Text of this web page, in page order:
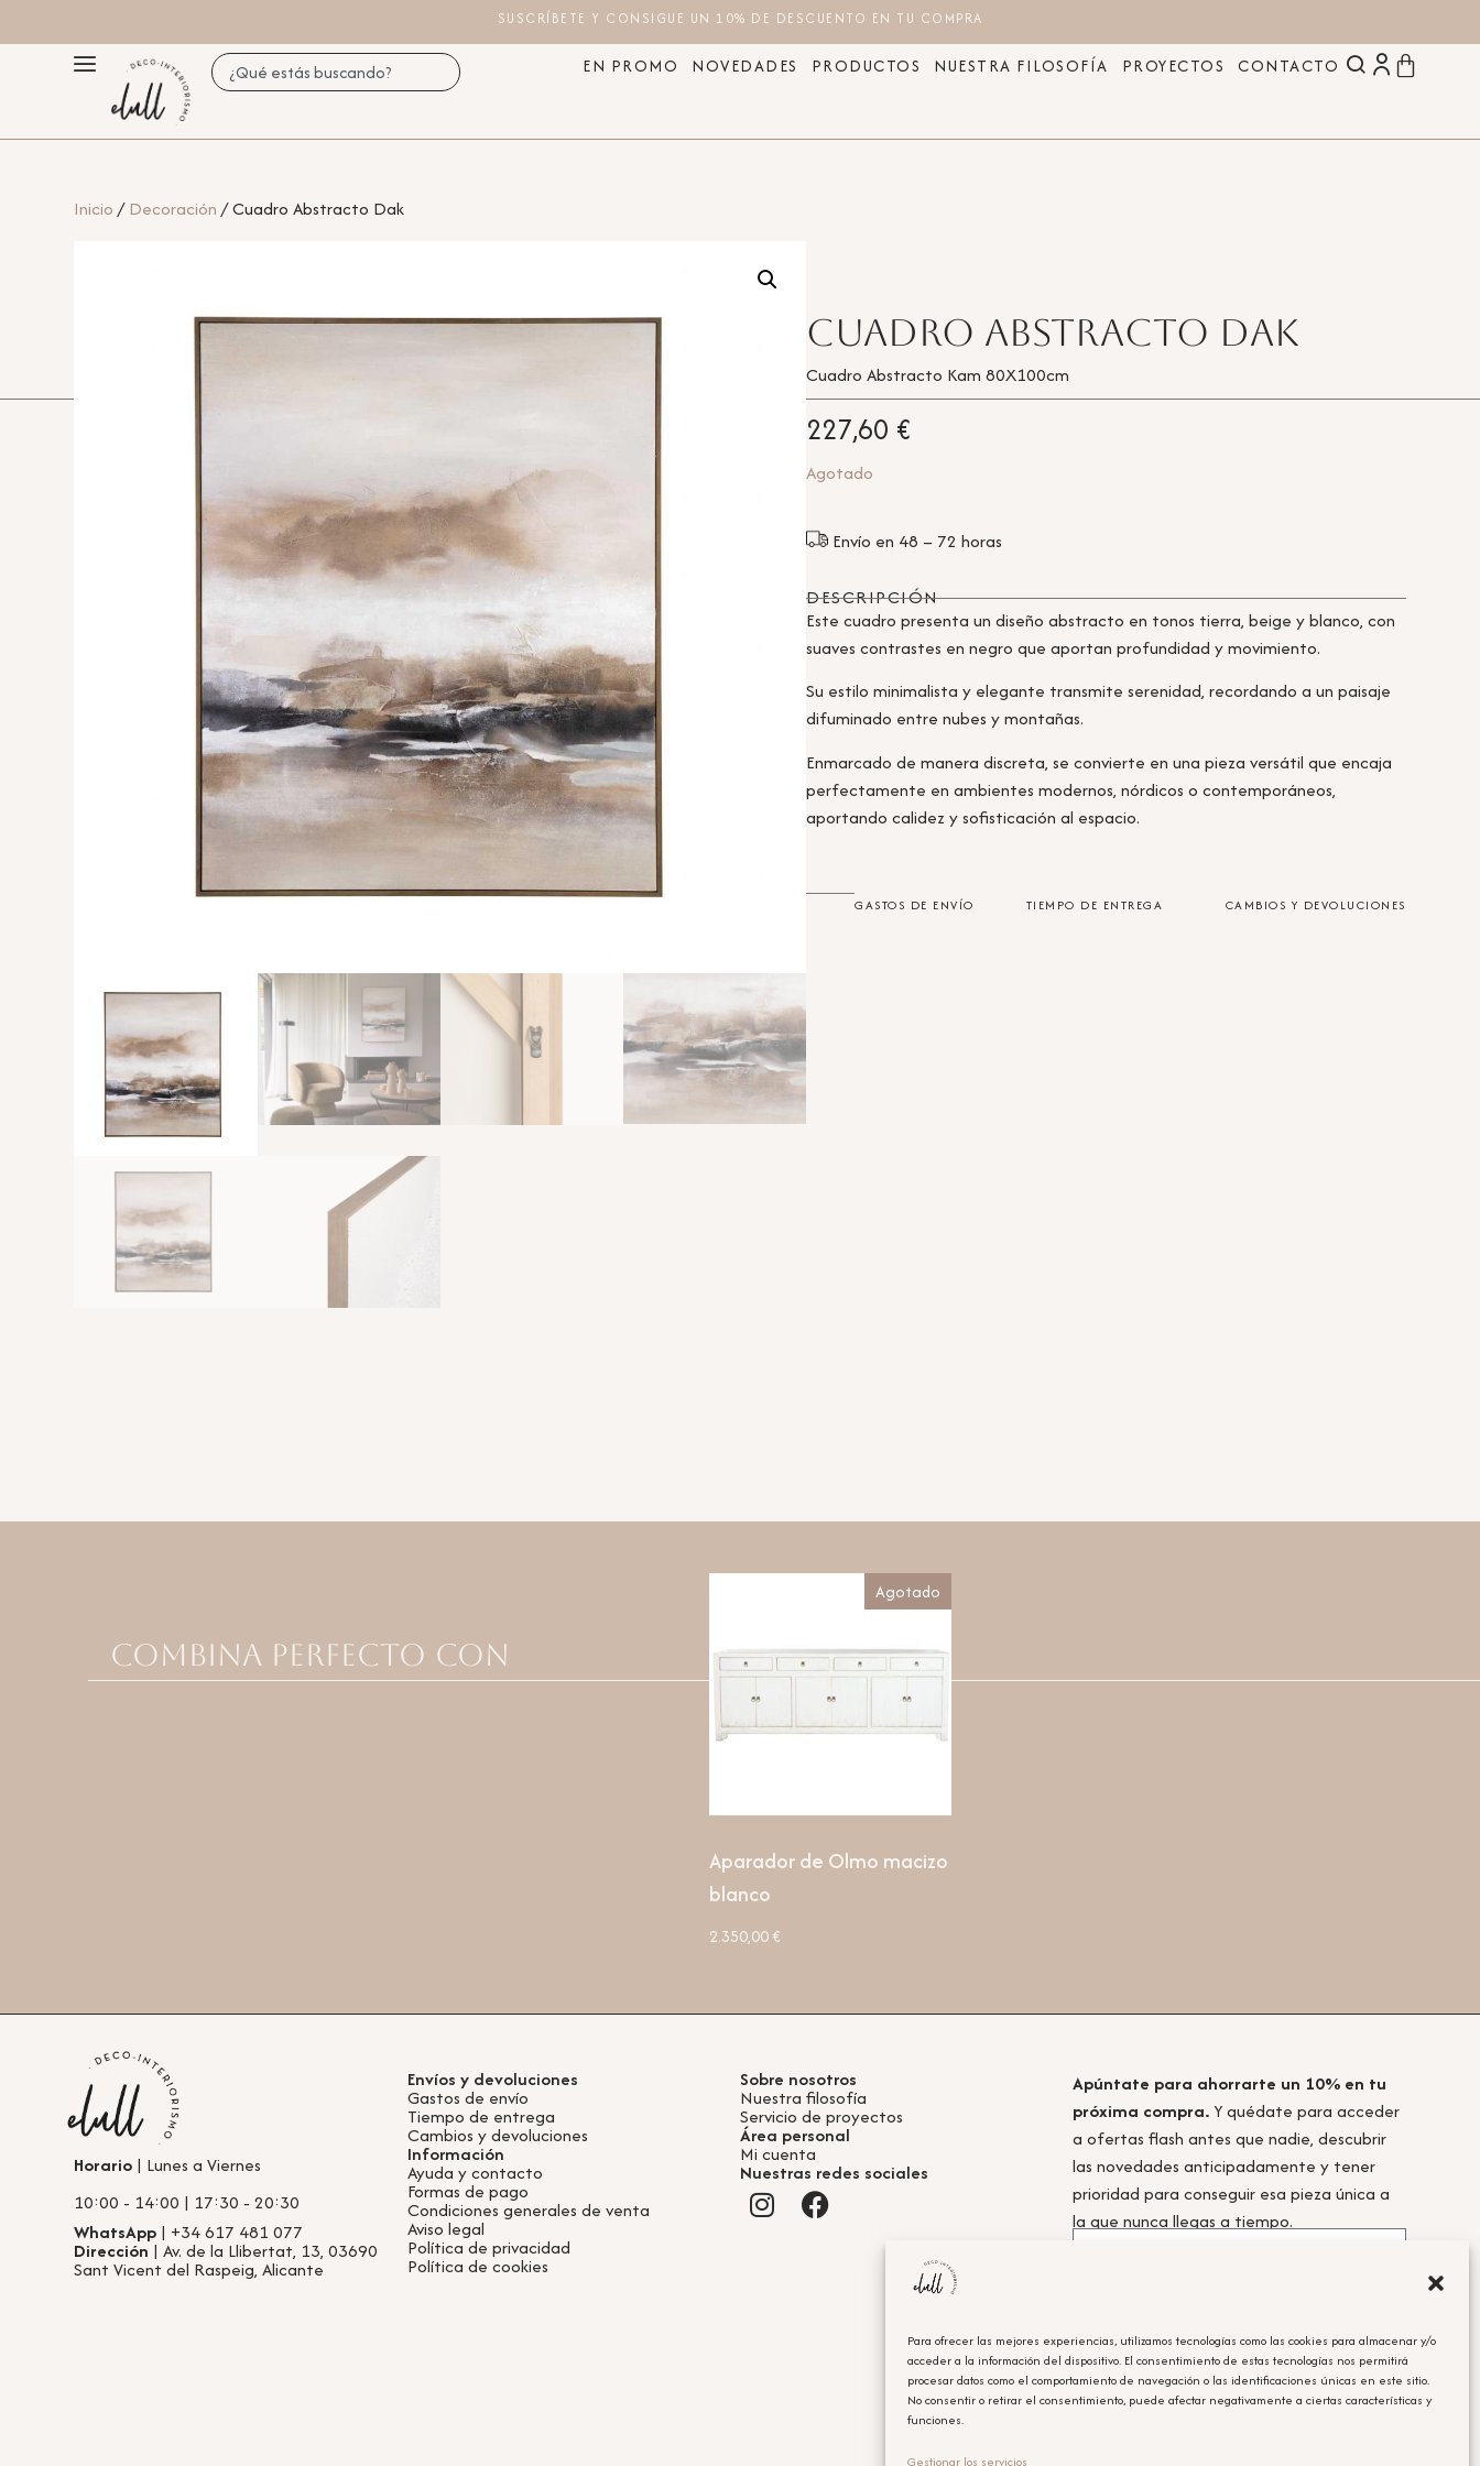
Para ofrecer las mejores experiencias, utilizamos tecnologías como las cookies para almacenar y/o
acceder a la información del dispositivo. El consentimiento de estas tecnologías nos permitirá
procesar datos como el comportamiento de navegación o las identificaciones únicas en este sitio.
No consentir o retirar el consentimiento, puede afectar negativamente a ciertas características y
funciones.
Gestionar los servicios
SUSCRÍBETE Y CONSIGUE UN 10% DE DESCUENTO EN TU COMPRA
EN PROMO NOVEDADES PRODUCTOS NUESTRA FILOSOFÍA PROYECTOS CONTACTO
Inicio /Decoración / Cuadro Abstracto Dak
Cuadro Abstracto Dak
Cuadro Abstracto Kam 80X100cm
227,60 €
Agotado
Envío en 48 – 72 horas
DESCRIPCIÓN
Este cuadro presenta un diseño abstracto en tonos tierra, beige y blanco, con
suaves contrastes en negro que aportan profundidad y movimiento.
Su estilo minimalista y elegante transmite serenidad, recordando a un paisaje
difuminado entre nubes y montañas.
Enmarcado de manera discreta, se convierte en una pieza versátil que encaja
perfectamente en ambientes modernos, nórdicos o contemporáneos,
aportando calidez y sofisticación al espacio.
GASTOS DE ENVÍO TIEMPO DE ENTREGA CAMBIOS Y DEVOLUCIONES
Combina perfecto con
Aparador de Olmo macizo
blanco
2.350,00€
Agotado
Horario | Lunes a Viernes
10:00 - 14:00 | 17:30 - 20:30
WhatsApp | +34 617 481 077
Dirección | Av. de la Llibertat, 13, 03690
Sant Vicent del Raspeig, Alicante
Envíos y devoluciones
Gastos de envío
Tiempo de entrega
Cambios y devoluciones
Información
Ayuda y contacto
Formas de pago
Condiciones generales de venta
Aviso legal
Política de privacidad
Política de cookies
Sobre nosotros
Nuestra filosofía
Servicio de proyectos
Área personal
Mi cuenta
Nuestras redes sociales
Apúntate para ahorrarte un 10% en tu
próxima compra.Y quédate para acceder
a ofertas flash antes que nadie, descubrir
las novedades anticipadamente y tener
prioridad para conseguir esa pieza única a
la que nunca llegas a tiempo.
Acepto lapolítica de privacidad.
Obtener el cupón